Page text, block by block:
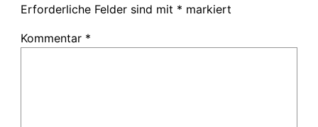
Erforderliche Felder sind mit * markiert
Kommentar *